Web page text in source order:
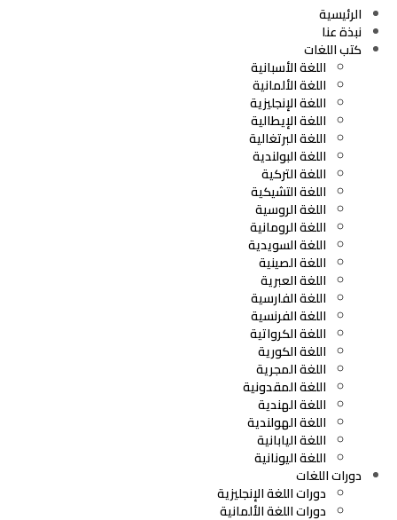
الرئيسية
نبذة عنا
كتب اللغات
اللغة الأسبانية
اللغة الألمانية
اللغة الإنجليزية
اللغة الإيطالية
اللغة البرتغالية
اللغة البولندية
اللغة التركية
اللغة التشيكية
اللغة الروسية
اللغة الرومانية
اللغة السويدية
اللغة الصينية
اللغة العبرية
اللغة الفارسية
اللغة الفرنسية
اللغة الكرواتية
اللغة الكورية
اللغة المجرية
اللغة المقدونية
اللغة الهندية
اللغة الهولندية
اللغة اليابانية
اللغة اليونانية
دورات اللغات
دورات اللغة الإنجليزية
دورات اللغة الألمانية